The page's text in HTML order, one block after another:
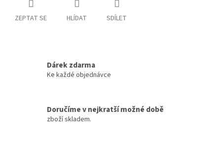
ZEPTAT SE HLÍDAT SDÍLET
Dárek zdarma
Ke každé objednávce
Doručíme v nejkratší možné době
zboží skladem.